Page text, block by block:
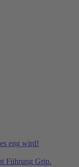
eng wird!
Führung Grip.